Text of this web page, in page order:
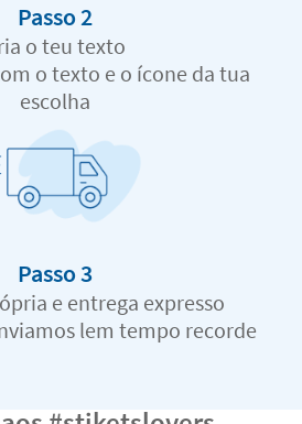
Passo 2
o teu texto
o texto e o ícone da tua
escolha
Passo 3
e entrega expresso
lem tempo recorde